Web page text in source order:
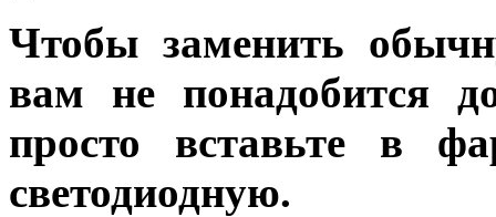
Чтобы заменить
вам не понадобится
просто вставьте в
светодиодную.